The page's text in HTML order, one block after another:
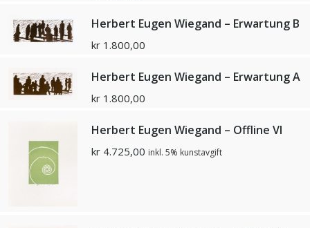
Herbert Eugen Wiegand – Erwartung B
kr 1.800,00
Herbert Eugen Wiegand – Erwartung A
kr 1.800,00
Herbert Eugen Wiegand – Offline VI
kr 4.725,00 inkl. 5% kunstavgift